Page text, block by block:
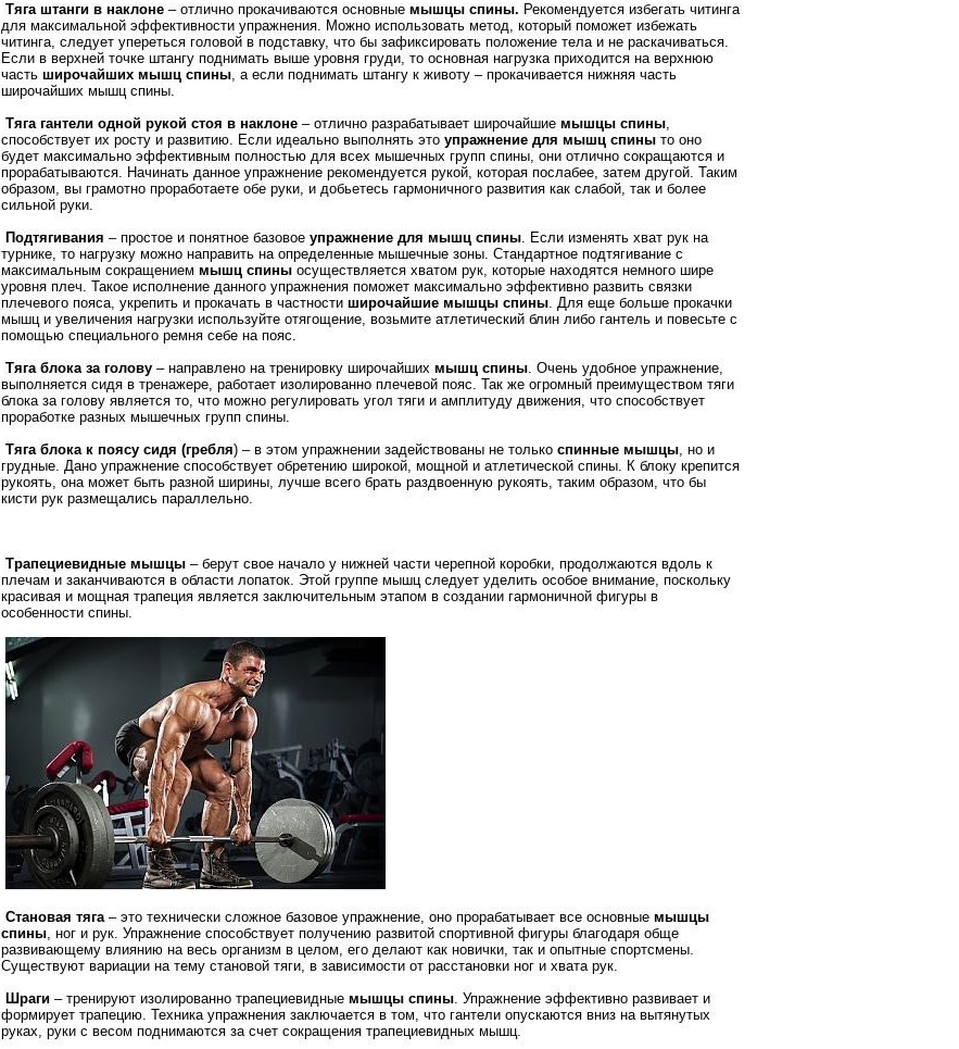
Тяга штанги в наклоне – отлично прокачиваются основные мышцы спины. Рекомендуется избегать читинга
для максимальной эффективности упражнения. Можно использовать метод, который поможет избежать
читинга, следует упереться головой в подставку, что бы зафиксировать положение тела и не раскачиваться.
Если в верхней точке штангу поднимать выше уровня груди, то основная нагрузка приходится на верхнюю
часть широчайших мышц спины, а если поднимать штангу к животу – прокачивается нижняя часть
широчайших мышц спины.
Тяга гантели одной рукой стоя в наклоне – отлично разрабатывает широчайшие мышцы спины,
способствует их росту и развитию. Если идеально выполнять это упражнение для мышц спины то оно
будет максимально эффективным полностью для всех мышечных групп спины, они отлично сокращаются и
прорабатываются. Начинать данное упражнение рекомендуется рукой, которая послабее, затем другой. Таким
образом, вы грамотно проработаете обе руки, и добьетесь гармоничного развития как слабой, так и более
сильной руки.
Подтягивания – простое и понятное базовое упражнение для мышц спины. Если изменять хват рук на
турнике, то нагрузку можно направить на определенные мышечные зоны. Стандартное подтягивание с
максимальным сокращением мышц спины осуществляется хватом рук, которые находятся немного шире
уровня плеч. Такое исполнение данного упражнения поможет максимально эффективно развить связки
плечевого пояса, укрепить и прокачать в частности широчайшие мышцы спины. Для еще больше прокачки
мышц и увеличения нагрузки используйте отягощение, возьмите атлетический блин либо гантель и повесьте с
помощью специального ремня себе на пояс.
Тяга блока за голову – направлено на тренировку широчайших мышц спины. Очень удобное упражнение,
выполняется сидя в тренажере, работает изолированно плечевой пояс. Так же огромный преимуществом тяги
блока за голову является то, что можно регулировать угол тяги и амплитуду движения, что способствует
проработке разных мышечных групп спины.
Тяга блока к поясу сидя (гребля) – в этом упражнении задействованы не только спинные мышцы, но и
грудные. Дано упражнение способствует обретению широкой, мощной и атлетической спины. К блоку крепится
рукоять, она может быть разной ширины, лучше всего брать раздвоенную рукоять, таким образом, что бы
кисти рук размещались параллельно.
Трапециевидные мышцы – берут свое начало у нижней части черепной коробки, продолжаются вдоль к
плечам и заканчиваются в области лопаток. Этой группе мышц следует уделить особое внимание, поскольку
красивая и мощная трапеция является заключительным этапом в создании гармоничной фигуры в
особенности спины.
Становая тяга– это технически сложное базовое упражнение, оно прорабатывает все основные мышцы
спины, ног и рук. Упражнение способствует получению развитой спортивной фигуры благодаря обще
развивающему влиянию на весь организм в целом, его делают как новички, так и опытные спортсмены.
Существуют вариации на тему становой тяги, в зависимости от расстановки ног и хвата рук.
Шраги – тренируют изолированно трапециевидные мышцы спины. Упражнение эффективно развивает и
формирует трапецию. Техника упражнения заключается в том, что гантели опускаются вниз на вытянутых
руках, руки с весом поднимаются за счет сокращения трапециевидных мышц.